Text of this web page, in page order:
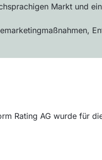
Markt und
Rating AG wurde für